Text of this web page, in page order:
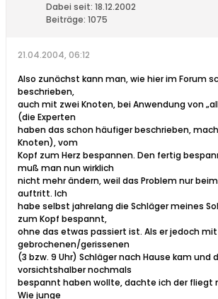
Dabei seit: 18.12.2002
Beiträge: 1075
21.04.2004, 06:12
Also zunächst kann man, wie hier im Forum
beschrieben,
auch mit zwei Knoten, bei Anwendung von
(die Experten
haben das schon häufiger beschrieben,
Knoten), vom
Kopf zum Herz bespannen. Den fertig
muß man nun wirklich
nicht mehr ändern, weil das Problem nur
auftritt. Ich
habe selbst jahrelang die Schläger meines
zum Kopf bespannt,
ohne das etwas passiert ist. Als er jedoch
gebrochenen/gerissenen
(3 bzw. 9 Uhr) Schläger nach Hause kam und
vorsichtshalber nochmals
bespannt haben wollte, dachte ich der fliegt
Wie junge